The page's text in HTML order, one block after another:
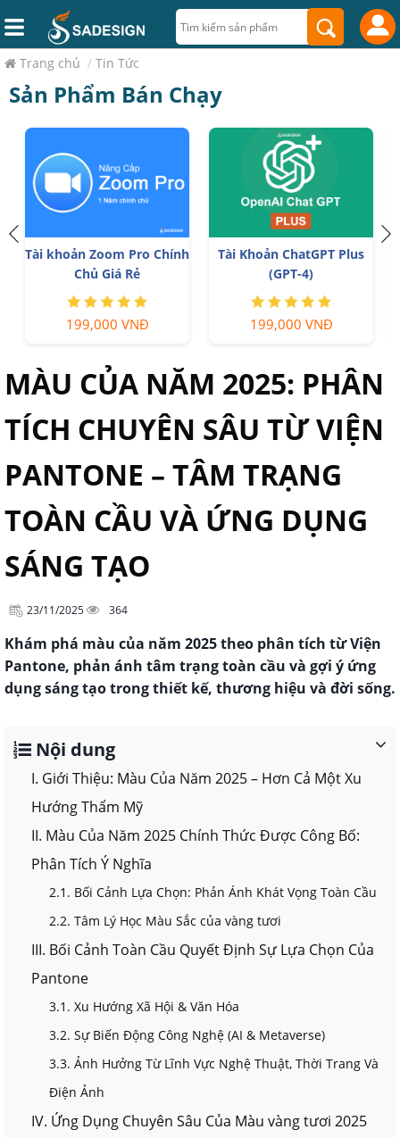
Trang chủ / Tin Tức
Sản Phẩm Bán Chạy
Tài khoản Zoom Pro Chính
Chủ Giá Rẻ
199,000 VNĐ
Tài Khoản ChatGPT Plus
(GPT-4)
199,000 VNĐ
MÀU CỦA NĂM 2025: PHÂN
TÍCH CHUYÊN SÂU TỪ VIỆN
PANTONE – TÂM TRẠNG
TOÀN CẦU VÀ ỨNG DỤNG
SÁNG TẠO
23/11/2025 364
Khám phá màu của năm 2025 theo phân tích từ Viện
Pantone, phản ánh tâm trạng toàn cầu và gợi ý ứng
dụng sáng tạo trong thiết kế, thương hiệu và đời sống.
Nội dung
I. Giới Thiệu: Màu Của Năm 2025 – Hơn Cả Một Xu
Hướng Thẩm Mỹ
II. Màu Của Năm 2025 Chính Thức Được Công Bố:
Phân Tích Ý Nghĩa
2.1. Bối Cảnh Lựa Chọn: Phản Ánh Khát Vọng Toàn Cầu
2.2. Tâm Lý Học Màu Sắc của vàng tươi
III. Bối Cảnh Toàn Cầu Quyết Định Sự Lựa Chọn Của
Pantone
3.1. Xu Hướng Xã Hội & Văn Hóa
3.2. Sự Biến Động Công Nghệ (AI & Metaverse)
3.3. Ảnh Hưởng Từ Lĩnh Vực Nghệ Thuật, Thời Trang Và
Điện Ảnh
IV. Ứng Dụng Chuyên Sâu Của Màu vàng tươi 2025